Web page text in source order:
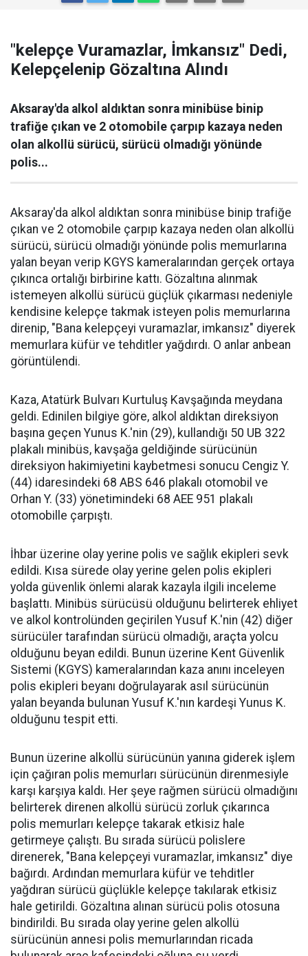
"kelepçe Vuramazlar, İmkansız" Dedi,
Kelepçelenip Gözaltına Alındı
Aksaray'da alkol aldıktan sonra minibüse binip
trafiğe çıkan ve 2 otomobile çarpıp kazaya neden
olan alkollü sürücü, sürücü olmadığı yönünde
polis...
Aksaray'da alkol aldıktan sonra minibüse binip trafiğe
çıkan ve 2 otomobile çarpıp kazaya neden olan alkollü
sürücü, sürücü olmadığı yönünde polis memurlarına
yalan beyan verip KGYS kameralarından gerçek ortaya
çıkınca ortalığı birbirine kattı. Gözaltına alınmak
istemeyen alkollü sürücü güçlük çıkarması nedeniyle
kendisine kelepçe takmak isteyen polis memurlarına
direnip, "Bana kelepçeyi vuramazlar, imkansız" diyerek
memurlara küfür ve tehditler yağdırdı. O anlar anbean
görüntülendi.
Kaza, Atatürk Bulvarı Kurtuluş Kavşağında meydana
geldi. Edinilen bilgiye göre, alkol aldıktan direksiyon
başına geçen Yunus K.'nin (29), kullandığı 50 UB 322
plakalı minibüs, kavşağa geldiğinde sürücünün
direksiyon hakimiyetini kaybetmesi sonucu Cengiz Y.
(44) idaresindeki 68 ABS 646 plakalı otomobil ve
Orhan Y. (33) yönetimindeki 68 AEE 951 plakalı
otomobille çarpıştı.
İhbar üzerine olay yerine polis ve sağlık ekipleri sevk
edildi. Kısa sürede olay yerine gelen polis ekipleri
yolda güvenlik önlemi alarak kazayla ilgili inceleme
başlattı. Minibüs sürücüsü olduğunu belirterek ehliyet
ve alkol kontrolünden geçirilen Yusuf K.'nin (42) diğer
sürücüler tarafından sürücü olmadığı, araçta yolcu
olduğunu beyan edildi. Bunun üzerine Kent Güvenlik
Sistemi (KGYS) kameralarından kaza anını inceleyen
polis ekipleri beyanı doğrulayarak asıl sürücünün
yalan beyanda bulunan Yusuf K.'nın kardeşi Yunus K.
olduğunu tespit etti.
Bunun üzerine alkollü sürücünün yanına giderek işlem
için çağıran polis memurları sürücünün direnmesiyle
karşı karşıya kaldı. Her şeye rağmen sürücü olmadığını
belirterek direnen alkollü sürücü zorluk çıkarınca
polis memurları kelepçe takarak etkisiz hale
getirmeye çalıştı. Bu sırada sürücü polislere
direnerek, "Bana kelepçeyi vuramazlar, imkansız" diye
bağırdı. Ardından memurlara küfür ve tehditler
yağdıran sürücü güçlükle kelepçe takılarak etkisiz
hale getirildi. Gözaltına alınan sürücü polis otosuna
bindirildi. Bu sırada olay yerine gelen alkollü
sürücünün annesi polis memurlarından ricada